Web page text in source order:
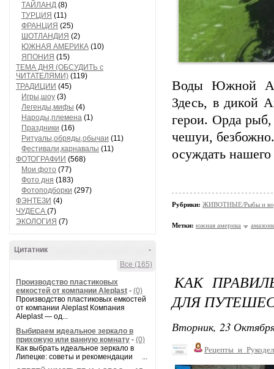
ТАЙЛАНД (8)
ТУРЦИЯ (11)
ФРАНЦИЯ (25)
ШОТЛАНДИЯ (2)
ЮЖНАЯ АМЕРИКА (10)
ЯПОНИЯ (15)
ТЕМА ДНЯ (ОБСУДИТЬ с
ЧИТАТЕЛЯМИ) (119)
ТРАДИЦИИ (45)
Игры,шоу (3)
Легенды,мифы (4)
Народы,племена (1)
Праздники (16)
Ритуалы,обряды,обычаи (11)
Фестивали,карнавалы (11)
ФОТОГРАФИИ (568)
Мои фото (77)
Фото дня (183)
Фотоподборки (297)
ФЭНТЕЗИ (4)
ЧУДЕСА (7)
ЭКОЛОГИЯ (7)
-
Цитатник
Все (165)
Производство пластиковых
емкостей от компании Aleplast - (0)
Производство пластиковых емкостей
от компании Aleplast Компания
Aleplast — од...
Выбираем идеальное зеркало в
прихожую или ванную комнату - (0)
Как выбрать идеальное зеркало в
Липецке: советы и рекомендации ...
Воды Южной
Здесь, в дикой
герои. Орда
чешуи,
осуждать нашего
Рубрики: ЖИВОТНЫЕ/Рыбы и
Метки: южная америка
КАК
ДЛЯ
Вторник, 23